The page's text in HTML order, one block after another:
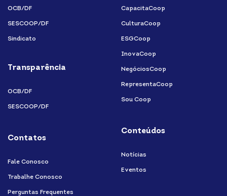
OCB/DF
SESCOOP/DF
Sindicato
Transparência
OCB/DF
SESCOOP/DF
Contatos
Fale Conosco
Trabalhe Conosco
Perguntas Frequentes
CapacitaCoop
CulturaCoop
ESGCoop
InovaCoop
NegóciosCoop
RepresentaCoop
Sou Coop
Conteúdos
Notícias
Eventos